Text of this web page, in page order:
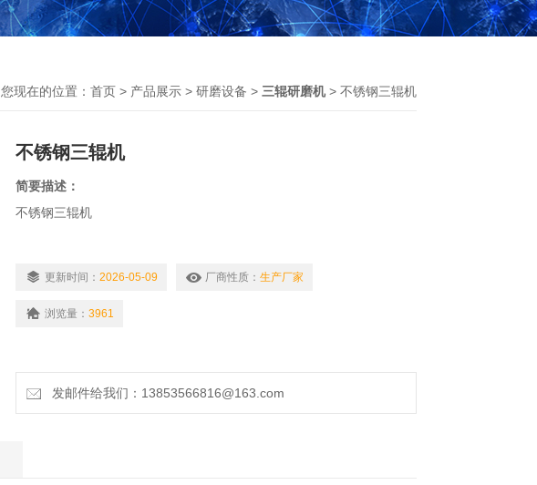
您现在的位置： 首页 > 产品展示 > 研磨设备 > 三辊研磨机> 不锈钢三辊机
不锈钢三辊机
简要描述：
不锈钢三辊机
互挤压造成的摩擦，使得相邻的辊产生强烈剪切力，迫使物料被充分分
更新时间： 2026-05-09 厂商性质： 生产厂家
浏览量： 3961
发邮件给我们：13853566816@163.com